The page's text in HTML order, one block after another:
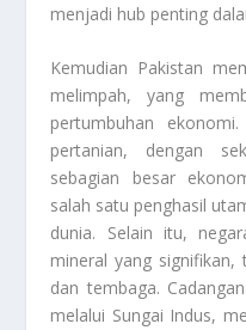
menjadi hub penting
Kemudian Pakistan
melimpah, yang
pertumbuhan
pertanian, dengan
sebagian besar
salah satu penghasil
dunia. Selain itu,
mineral yang
dan tembaga.
melalui Sungai Indus,